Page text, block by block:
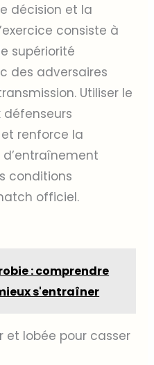
décision et la
consiste à
supériorité
des adversaires
Utiliser le
renforce la
conditions
officiel.
: comprendre
s'entraîner
et lobée pour casser